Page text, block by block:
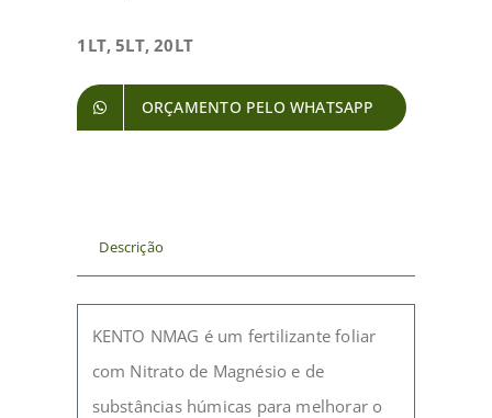
1LT, 5LT, 20LT
ORÇAMENTO PELO WHATSAPP
Descrição
KENTO NMAG é um fertilizante foliar
com Nitrato de Magnésio e de
substâncias húmicas para melhorar o